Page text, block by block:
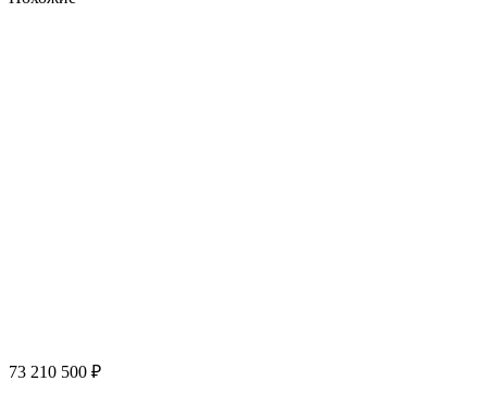
73 210 500 ₽